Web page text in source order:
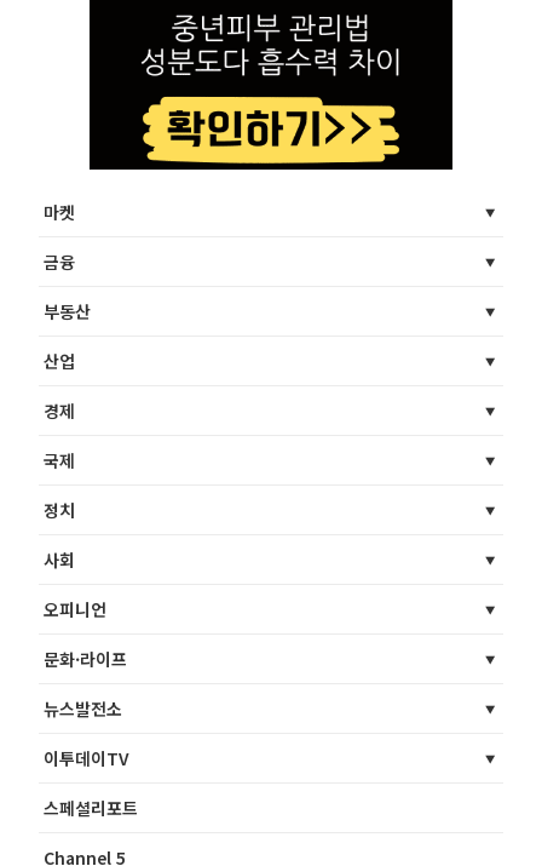
마켓
금융
부동산
산업
경제
국제
정치
사회
오피니언
문화·라이프
뉴스발전소
이투데이TV
스페셜리포트
Channel 5